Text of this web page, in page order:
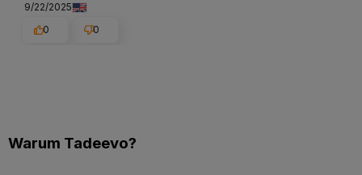
9/22/2025
0
0
Warum Tadeevo?